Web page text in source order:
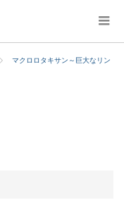
マクロロタキサン～巨大なリン